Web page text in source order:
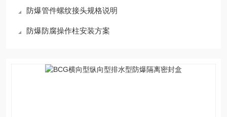
防爆管件螺纹接头规格说明
防爆防腐操作柱安装方案